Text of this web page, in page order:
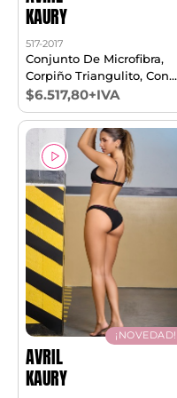
KAURY
517-2017
Conjunto De Microfibra,
Corpiño Triangulito, Con
Breteles Circulares Dobles
Regulables Y Cola Less.
T85/100
$6.517,80+IVA
¡NOVEDAD!
AVRIL
KAURY